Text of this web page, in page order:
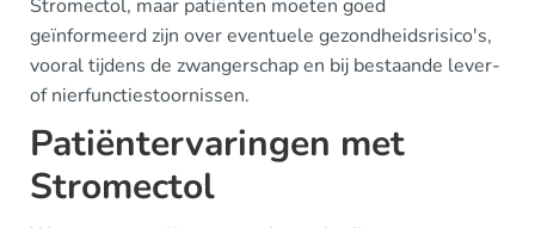
Stromectol, maar patiënten moeten goed
geïnformeerd zijn over eventuele gezondheidsrisico's,
vooral tijdens de zwangerschap en bij bestaande lever-
of nierfunctiestoornissen.
Patiëntervaringen met
Stromectol